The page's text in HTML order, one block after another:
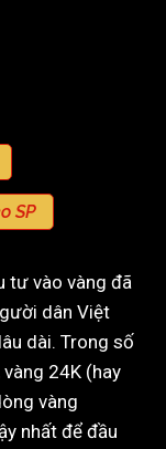
SP
tư vào vàng đã
dân Việt
dài. Trong số
24K (hay
vàng
nhất để đầu